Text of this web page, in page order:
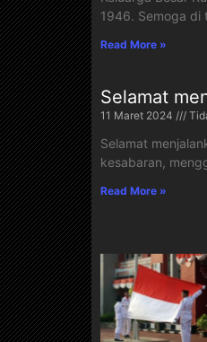
1946. Semoga di
Read More »
Selamat
11 Maret 2024
Selamat
kesabaran,
Read More »